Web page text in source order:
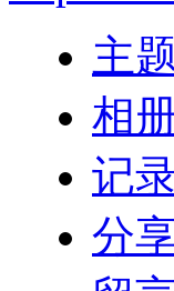
主
相
记
分